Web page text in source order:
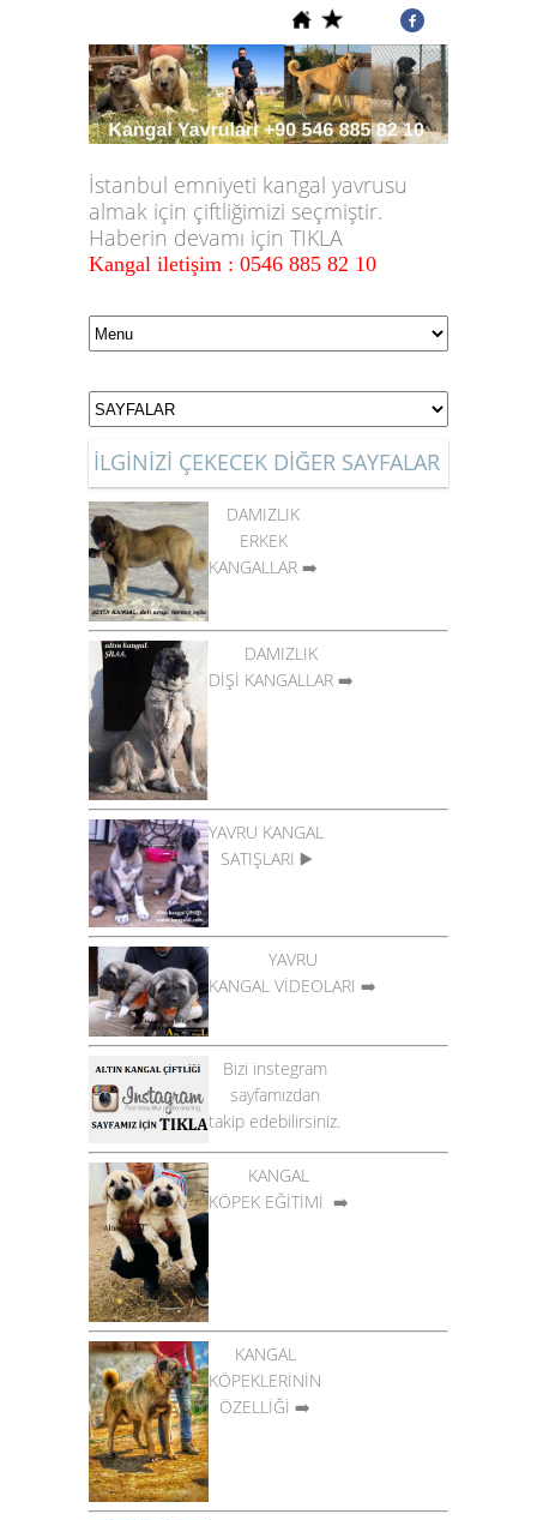
İstanbul emniyeti kangal yavrusu
almak için çiftliğimizi seçmiştir.
Haberin devamı için TIKLA
Kangal iletişim : 0546 885 82 10
İLGİNİZİ ÇEKECEK DİĞER SAYFALAR
DAMIZLIK
ERKEK
KANGALLAR ➡️
DAMIZLIK
DİŞİ KANGALLAR ➡️
YAVRU KANGAL
SATIŞLARI ▶️
YAVRU
KANGAL VİDEOLARI ➡️
Bizi instegram
sayfamızdan
takip edebilirsiniz.
KANGAL
KÖPEK EĞİTİMİ ➡️
KANGAL
KÖPEKLERİNİN
ÖZELLİĞİ ➡️